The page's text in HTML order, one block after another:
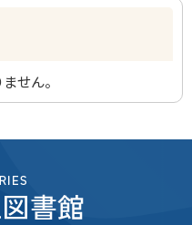
せん。